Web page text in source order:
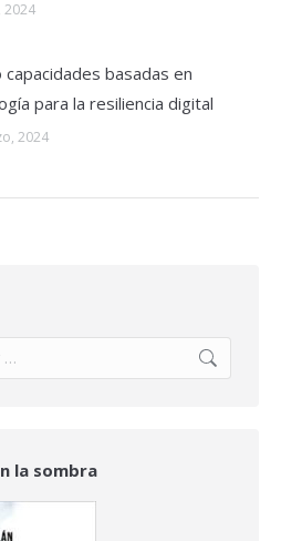
2024
capacidades basadas en
para la resiliencia digital
2024
la sombra